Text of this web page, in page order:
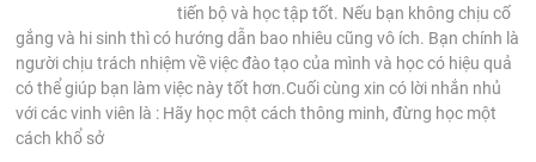
tiến bộ và học tập tốt. Nếu bạn không chịu cố
gắng và hi sinh thì có hướng dẫn bao nhiêu cũng vô ích. Bạn chính là
người chịu trách nhiệm về việc đào tạo của mình và học có hiệu quả
có thể giúp bạn làm việc này tốt hơn.Cuối cùng xin có lời nhắn nhủ
với các vinh viên là : Hãy học một cách thông minh, đừng học một
cách khổ sở